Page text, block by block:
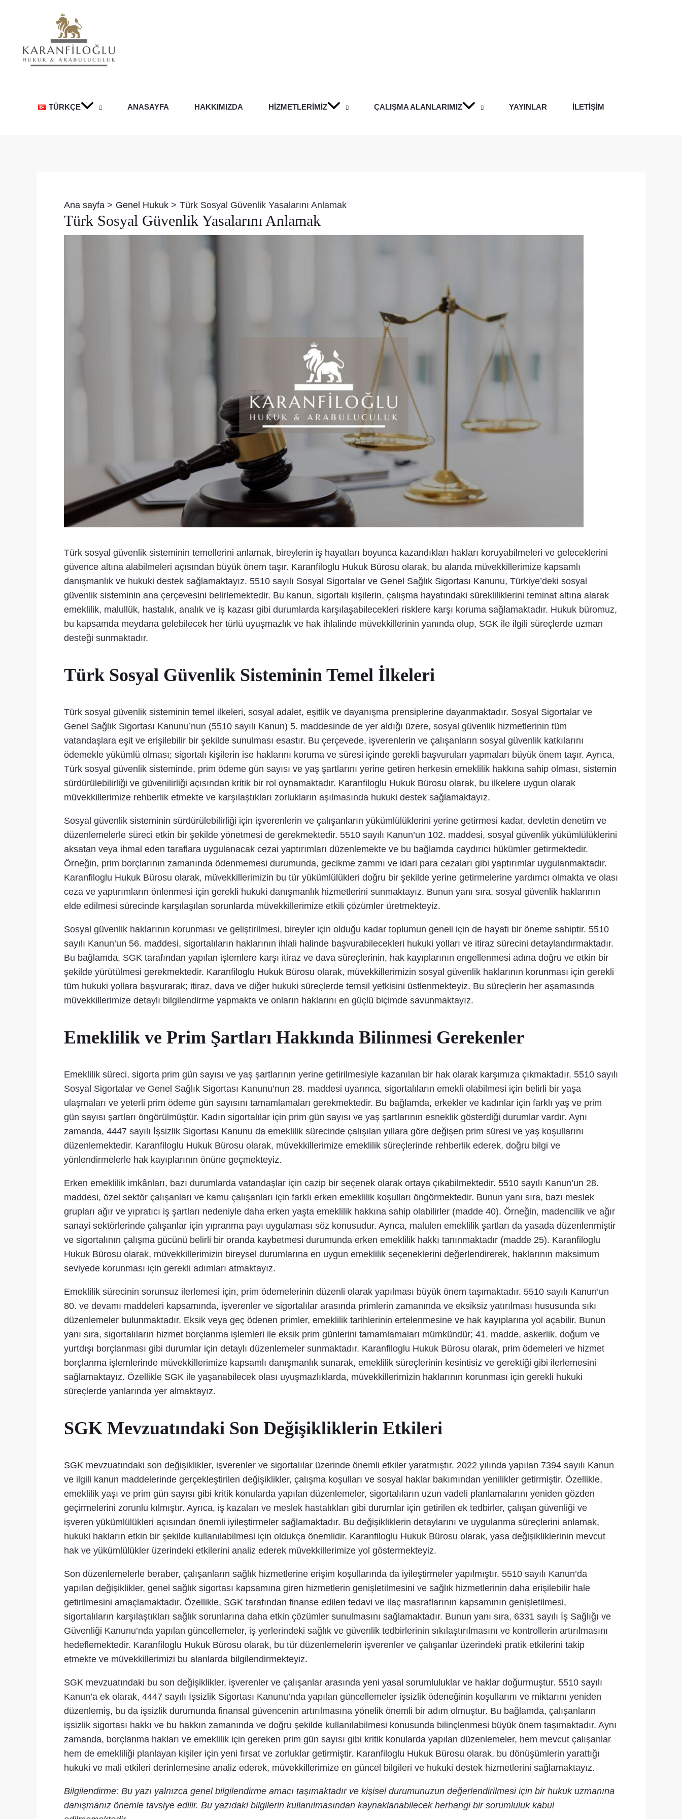
TÜRKÇE ANASAYFA HAKKIMIZDA HIZMETLERIMIZ ÇALIŞMA ALANLARIMIZ YAYINLAR İLETIŞIM
Ana sayfa Genel Hukuk Türk Sosyal Güvenlik Yasalarını Anlamak
Türk Sosyal Güvenlik Yasalarını Anlamak
Türk sosyal güvenlik sisteminin temellerini anlamak, bireylerin iş hayatları boyunca kazandıkları hakları koruyabilmeleri ve geleceklerini
güvence altına alabilmeleri açısından büyük önem taşır. Karanfiloglu Hukuk Bürosu olarak, bu alanda müvekkillerimize kapsamlı
danışmanlık ve hukuki destek sağlamaktayız. 5510 sayılı Sosyal Sigortalar ve Genel Sağlık Sigortası Kanunu, Türkiye’deki sosyal
güvenlik sisteminin ana çerçevesini belirlemektedir. Bu kanun, sigortalı kişilerin, çalışma hayatındaki sürekliliklerini teminat altına alarak
emeklilik, malullük, hastalık, analık ve iş kazası gibi durumlarda karşılaşabilecekleri risklere karşı koruma sağlamaktadır. Hukuk büromuz,
bu kapsamda meydana gelebilecek her türlü uyuşmazlık ve hak ihlalinde müvekkillerinin yanında olup, SGK ile ilgili süreçlerde uzman
desteği sunmaktadır.
Türk Sosyal Güvenlik Sisteminin Temel İlkeleri
Türk sosyal güvenlik sisteminin temel ilkeleri, sosyal adalet, eşitlik ve dayanışma prensiplerine dayanmaktadır. Sosyal Sigortalar ve
Genel Sağlık Sigortası Kanunu’nun (5510 sayılı Kanun) 5. maddesinde de yer aldığı üzere, sosyal güvenlik hizmetlerinin tüm
vatandaşlara eşit ve erişilebilir bir şekilde sunulması esastır. Bu çerçevede, işverenlerin ve çalışanların sosyal güvenlik katkılarını
ödemekle yükümlü olması; sigortalı kişilerin ise haklarını koruma ve süresi içinde gerekli başvuruları yapmaları büyük önem taşır. Ayrıca,
Türk sosyal güvenlik sisteminde, prim ödeme gün sayısı ve yaş şartlarını yerine getiren herkesin emeklilik hakkına sahip olması, sistemin
sürdürülebilirliği ve güvenilirliği açısından kritik bir rol oynamaktadır. Karanfiloglu Hukuk Bürosu olarak, bu ilkelere uygun olarak
müvekkillerimize rehberlik etmekte ve karşılaştıkları zorlukların aşılmasında hukuki destek sağlamaktayız.
Sosyal güvenlik sisteminin sürdürülebilirliği için işverenlerin ve çalışanların yükümlülüklerini yerine getirmesi kadar, devletin denetim ve
düzenlemelerle süreci etkin bir şekilde yönetmesi de gerekmektedir. 5510 sayılı Kanun’un 102. maddesi, sosyal güvenlik yükümlülüklerini
aksatan veya ihmal eden taraflara uygulanacak cezai yaptırımları düzenlemekte ve bu bağlamda caydırıcı hükümler getirmektedir.
Örneğin, prim borçlarının zamanında ödenmemesi durumunda, gecikme zammı ve idari para cezaları gibi yaptırımlar uygulanmaktadır.
Karanfiloglu Hukuk Bürosu olarak, müvekkillerimizin bu tür yükümlülükleri doğru bir şekilde yerine getirmelerine yardımcı olmakta ve olası
ceza ve yaptırımların önlenmesi için gerekli hukuki danışmanlık hizmetlerini sunmaktayız. Bunun yanı sıra, sosyal güvenlik haklarının
elde edilmesi sürecinde karşılaşılan sorunlarda müvekkillerimize etkili çözümler üretmekteyiz.
Sosyal güvenlik haklarının korunması ve geliştirilmesi, bireyler için olduğu kadar toplumun geneli için de hayati bir öneme sahiptir. 5510
sayılı Kanun’un 56. maddesi, sigortalıların haklarının ihlali halinde başvurabilecekleri hukuki yolları ve itiraz sürecini detaylandırmaktadır.
Bu bağlamda, SGK tarafından yapılan işlemlere karşı itiraz ve dava süreçlerinin, hak kayıplarının engellenmesi adına doğru ve etkin bir
şekilde yürütülmesi gerekmektedir. Karanfiloglu Hukuk Bürosu olarak, müvekkillerimizin sosyal güvenlik haklarının korunması için gerekli
tüm hukuki yollara başvurarak; itiraz, dava ve diğer hukuki süreçlerde temsil yetkisini üstlenmekteyiz. Bu süreçlerin her aşamasında
müvekkillerimize detaylı bilgilendirme yapmakta ve onların haklarını en güçlü biçimde savunmaktayız.
Emeklilik ve Prim Şartları Hakkında Bilinmesi Gerekenler
Emeklilik süreci, sigorta prim gün sayısı ve yaş şartlarının yerine getirilmesiyle kazanılan bir hak olarak karşımıza çıkmaktadır. 5510 sayılı
Sosyal Sigortalar ve Genel Sağlık Sigortası Kanunu’nun 28. maddesi uyarınca, sigortalıların emekli olabilmesi için belirli bir yaşa
ulaşmaları ve yeterli prim ödeme gün sayısını tamamlamaları gerekmektedir. Bu bağlamda, erkekler ve kadınlar için farklı yaş ve prim
gün sayısı şartları öngörülmüştür. Kadın sigortalılar için prim gün sayısı ve yaş şartlarının esneklik gösterdiği durumlar vardır. Aynı
zamanda, 4447 sayılı İşsizlik Sigortası Kanunu da emeklilik sürecinde çalışılan yıllara göre değişen prim süresi ve yaş koşullarını
düzenlemektedir. Karanfiloglu Hukuk Bürosu olarak, müvekkillerimize emeklilik süreçlerinde rehberlik ederek, doğru bilgi ve
yönlendirmelerle hak kayıplarının önüne geçmekteyiz.
Erken emeklilik imkânları, bazı durumlarda vatandaşlar için cazip bir seçenek olarak ortaya çıkabilmektedir. 5510 sayılı Kanun’un 28.
maddesi, özel sektör çalışanları ve kamu çalışanları için farklı erken emeklilik koşulları öngörmektedir. Bunun yanı sıra, bazı meslek
grupları ağır ve yıpratıcı iş şartları nedeniyle daha erken yaşta emeklilik hakkına sahip olabilirler (madde 40). Örneğin, madencilik ve ağır
sanayi sektörlerinde çalışanlar için yıpranma payı uygulaması söz konusudur. Ayrıca, malulen emeklilik şartları da yasada düzenlenmiştir
ve sigortalının çalışma gücünü belirli bir oranda kaybetmesi durumunda erken emeklilik hakkı tanınmaktadır (madde 25). Karanfiloglu
Hukuk Bürosu olarak, müvekkillerimizin bireysel durumlarına en uygun emeklilik seçeneklerini değerlendirerek, haklarının maksimum
seviyede korunması için gerekli adımları atmaktayız.
Emeklilik sürecinin sorunsuz ilerlemesi için, prim ödemelerinin düzenli olarak yapılması büyük önem taşımaktadır. 5510 sayılı Kanun’un
80. ve devamı maddeleri kapsamında, işverenler ve sigortalılar arasında primlerin zamanında ve eksiksiz yatırılması hususunda sıkı
düzenlemeler bulunmaktadır. Eksik veya geç ödenen primler, emeklilik tarihlerinin ertelenmesine ve hak kayıplarına yol açabilir. Bunun
yanı sıra, sigortalıların hizmet borçlanma işlemleri ile eksik prim günlerini tamamlamaları mümkündür; 41. madde, askerlik, doğum ve
yurtdışı borçlanması gibi durumlar için detaylı düzenlemeler sunmaktadır. Karanfiloglu Hukuk Bürosu olarak, prim ödemeleri ve hizmet
borçlanma işlemlerinde müvekkillerimize kapsamlı danışmanlık sunarak, emeklilik süreçlerinin kesintisiz ve gerektiği gibi ilerlemesini
sağlamaktayız. Özellikle SGK ile yaşanabilecek olası uyuşmazlıklarda, müvekkillerimizin haklarının korunması için gerekli hukuki
süreçlerde yanlarında yer almaktayız.
SGK Mevzuatındaki Son Değişikliklerin Etkileri
SGK mevzuatındaki son değişiklikler, işverenler ve sigortalılar üzerinde önemli etkiler yaratmıştır. 2022 yılında yapılan 7394 sayılı Kanun
ve ilgili kanun maddelerinde gerçekleştirilen değişiklikler, çalışma koşulları ve sosyal haklar bakımından yenilikler getirmiştir. Özellikle,
emeklilik yaşı ve prim gün sayısı gibi kritik konularda yapılan düzenlemeler, sigortalıların uzun vadeli planlamalarını yeniden gözden
geçirmelerini zorunlu kılmıştır. Ayrıca, iş kazaları ve meslek hastalıkları gibi durumlar için getirilen ek tedbirler, çalışan güvenliği ve
işveren yükümlülükleri açısından önemli iyileştirmeler sağlamaktadır. Bu değişikliklerin detaylarını ve uygulanma süreçlerini anlamak,
hukuki hakların etkin bir şekilde kullanılabilmesi için oldukça önemlidir. Karanfiloglu Hukuk Bürosu olarak, yasa değişikliklerinin mevcut
hak ve yükümlülükler üzerindeki etkilerini analiz ederek müvekkillerimize yol göstermekteyiz.
Son düzenlemelerle beraber, çalışanların sağlık hizmetlerine erişim koşullarında da iyileştirmeler yapılmıştır. 5510 sayılı Kanun’da
yapılan değişiklikler, genel sağlık sigortası kapsamına giren hizmetlerin genişletilmesini ve sağlık hizmetlerinin daha erişilebilir hale
getirilmesini amaçlamaktadır. Özellikle, SGK tarafından finanse edilen tedavi ve ilaç masraflarının kapsamının genişletilmesi,
sigortalıların karşılaştıkları sağlık sorunlarına daha etkin çözümler sunulmasını sağlamaktadır. Bunun yanı sıra, 6331 sayılı İş Sağlığı ve
Güvenliği Kanunu’nda yapılan güncellemeler, iş yerlerindeki sağlık ve güvenlik tedbirlerinin sıkılaştırılmasını ve kontrollerin artırılmasını
hedeflemektedir. Karanfiloglu Hukuk Bürosu olarak, bu tür düzenlemelerin işverenler ve çalışanlar üzerindeki pratik etkilerini takip
etmekte ve müvekkillerimizi bu alanlarda bilgilendirmekteyiz.
SGK mevzuatındaki bu son değişiklikler, işverenler ve çalışanlar arasında yeni yasal sorumluluklar ve haklar doğurmuştur. 5510 sayılı
Kanun’a ek olarak, 4447 sayılı İşsizlik Sigortası Kanunu’nda yapılan güncellemeler işsizlik ödeneğinin koşullarını ve miktarını yeniden
düzenlemiş, bu da işsizlik durumunda finansal güvencenin artırılmasına yönelik önemli bir adım olmuştur. Bu bağlamda, çalışanların
işsizlik sigortası hakkı ve bu hakkın zamanında ve doğru şekilde kullanılabilmesi konusunda bilinçlenmesi büyük önem taşımaktadır. Aynı
zamanda, borçlanma hakları ve emeklilik için gereken prim gün sayısı gibi kritik konularda yapılan düzenlemeler, hem mevcut çalışanlar
hem de emekliliği planlayan kişiler için yeni fırsat ve zorluklar getirmiştir. Karanfiloglu Hukuk Bürosu olarak, bu dönüşümlerin yarattığı
hukuki ve mali etkileri derinlemesine analiz ederek, müvekkillerimize en güncel bilgileri ve hukuki destek hizmetlerini sağlamaktayız.
Bilgilendirme: Bu yazı yalnızca genel bilgilendirme amacı taşımaktadır ve kişisel durumunuzun değerlendirilmesi için bir hukuk uzmanına
danışmanız önemle tavsiye edilir. Bu yazıdaki bilgilerin kullanılmasından kaynaklanabilecek herhangi bir sorumluluk kabul